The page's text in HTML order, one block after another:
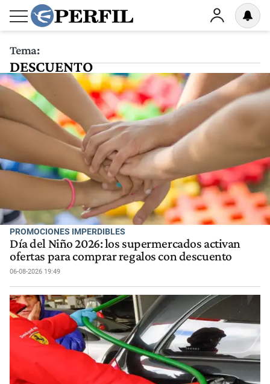
Tema:
DESCUENTO
PROMOCIONES IMPERDIBLES
Día del Niño 2026: los supermercados activan
ofertas para comprar regalos con descuento
06-08-2026 19:49